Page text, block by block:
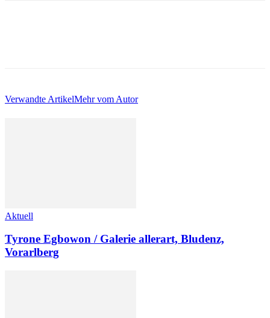
Verwandte ArtikelMehr vom Autor
Aktuell
Tyrone Egbowon / Galerie allerart, Bludenz,
Vorarlberg